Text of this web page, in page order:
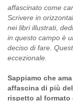
affascinato come
Scrivere in
nei libri illustrati,
in questo campo è
deciso di fare.
eccezionale.
Sappiamo che
affascina di più
rispetto al formato